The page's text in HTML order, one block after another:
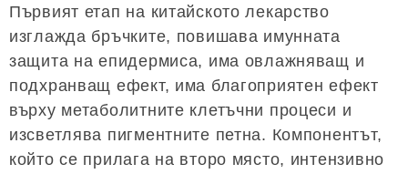
Първият етап на китайското лекарство
изглажда бръчките, повишава имунната
защита на епидермиса, има овлажняващ и
подхранващ ефект, има благоприятен ефект
върху метаболитните клетъчни процеси и
изсветлява пигментните петна. Компонентът,
който се прилага на второ място, интензивно